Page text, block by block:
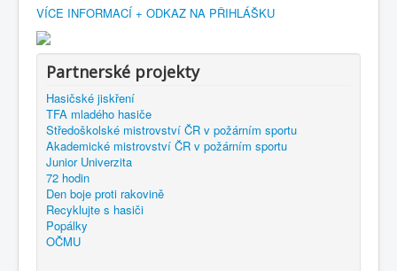
VÍCE INFORMACÍ + ODKAZ NA PŘIHLÁŠKU
Partnerské projekty
Hasičské jiskření
TFA mladého hasiče
Středoškolské mistrovství ČR v požárním sportu
Akademické mistrovství ČR v požárním sportu
Junior Univerzita
72 hodin
Den boje proti rakovině
Recyklujte s hasiči
Popálky
OČMU